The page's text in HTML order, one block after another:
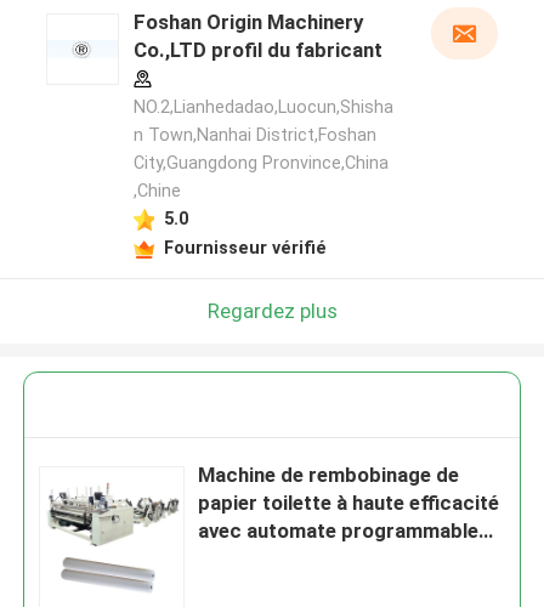
Foshan Origin Machinery
Co.,LTD profil du fabricant
NO.2,Lianhedadao,Luocun,Shisha
n Town,Nanhai District,Foshan
City,Guangdong Pronvince,China
,Chine
5.0
Fournisseur vérifié
Regardez plus
Machine de rembobinage de
papier toilette à haute efficacité
avec automate programmable